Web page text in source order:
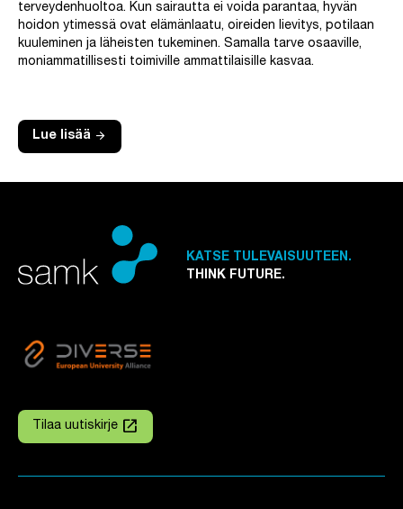
terveydenhuoltoa. Kun sairautta ei voida parantaa, hyvän
hoidon ytimessä ovat elämänlaatu, oireiden lievitys, potilaan
kuuleminen ja läheisten tukeminen. Samalla tarve osaaville,
moniammatillisesti toimiville ammattilaisille kasvaa.
Lue lisää arrow_forward
KATSE TULEVAISUUTEEN.
THINK FUTURE.
Tilaa uutiskirje
Linkki avautuu uuteen välilehteen
launch